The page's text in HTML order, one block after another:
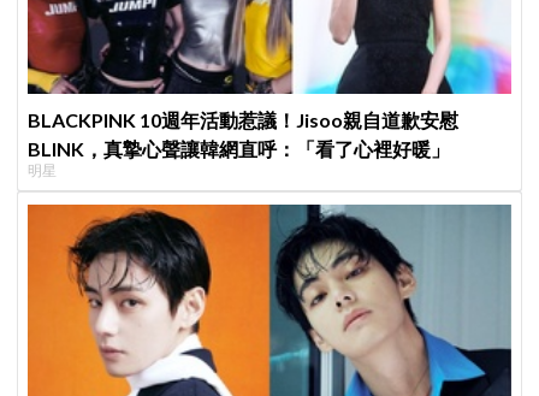
BLACKPINK 10週年活動惹議！Jisoo親自道歉安慰
BLINK，真摯心聲讓韓網直呼：「看了心裡好暖」
明星